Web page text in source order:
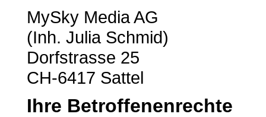
MySky Media AG
(Inh. Julia Schmid)
Dorfstrasse 25
CH-6417 Sattel
Ihre Betroffenenrechte